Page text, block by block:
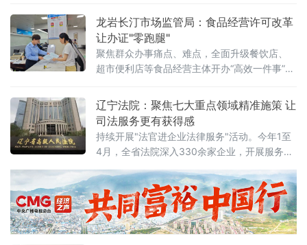
化，贴合食品制罐行业经
龙岩长汀市场监管局：食品经营许可改革
让办证"零跑腿"
聚焦群众办事痛点、难点，全面升级餐饮店、
超市便利店等食品经营主体开办“高效一件事”政
化全县营商环境，让群众办证更省心、经营更
规范、消费更安心！减环节免核查 办证
辽宁法院：聚焦七大重点领域精准施策 让
司法服务更有获得感
持续开展"法官进企业法律服务"活动。今年1至
4月，全省法院深入330余家企业，开展服务
密保护、劳动用工合规等方面的诉求313个，有
针对性地帮助企业防范风险、规范经营。据介
绍，开展"法官进企业法律